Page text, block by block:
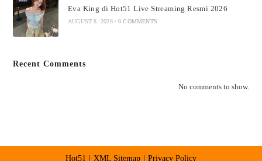
Eva King di Hot51 Live Streaming Resmi 2026
AUGUST 8, 2026 / 0 COMMENTS
Recent Comments
No comments to show.
Hot51 XML Sitemap Privacy Policy